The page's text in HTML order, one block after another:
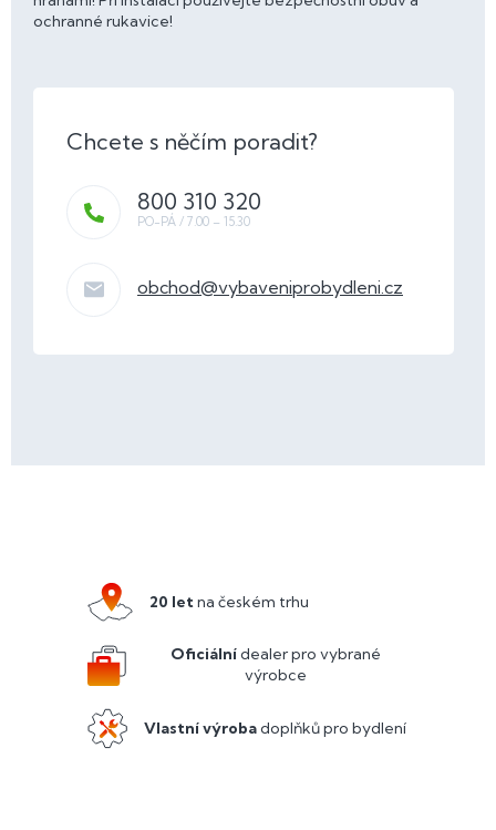
ochranné rukavice!
obchod@vybaveniprobydleni.cz
800 310 320
20 letna českém trhu
Oficiálnídealer pro vybrané
výrobce
Vlastní výrobadoplňků pro bydlení